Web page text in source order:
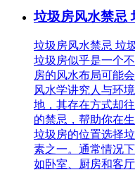
垃圾房风水禁忌
垃圾房风水禁忌 垃
垃圾房似乎是一个
房的风水布局可能
风水学讲究人与环
地，其存在方式却
的禁忌，帮助你在
垃圾房的位置选择
素之一。通常情况
如卧室、厨房和客